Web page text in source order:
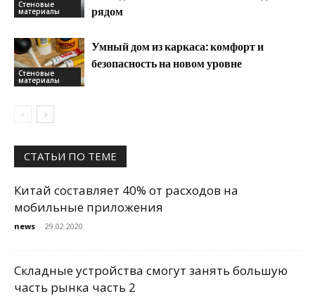
Стеновые
материалы
рядом
Стеновые
материалы
Умный дом из каркаса: комфорт и
безопасность на новом уровне
СТАТЬИ ПО ТЕМЕ
Китай составляет 40% от расходов на
мобильные приложения
news - 29.02.2020
Складные устройства смогут занять большую
часть рынка часть 2